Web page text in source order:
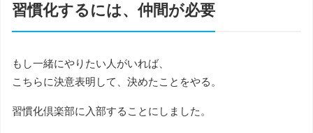
習慣化するには、仲間が必要
もし一緒にやりたい人がいれば、
こちらに決意表明して、決めたことをやる。
習慣化倶楽部に入部することにしました。